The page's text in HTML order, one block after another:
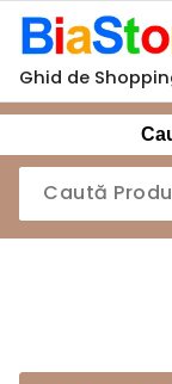
Sari
conținut
Ghid de